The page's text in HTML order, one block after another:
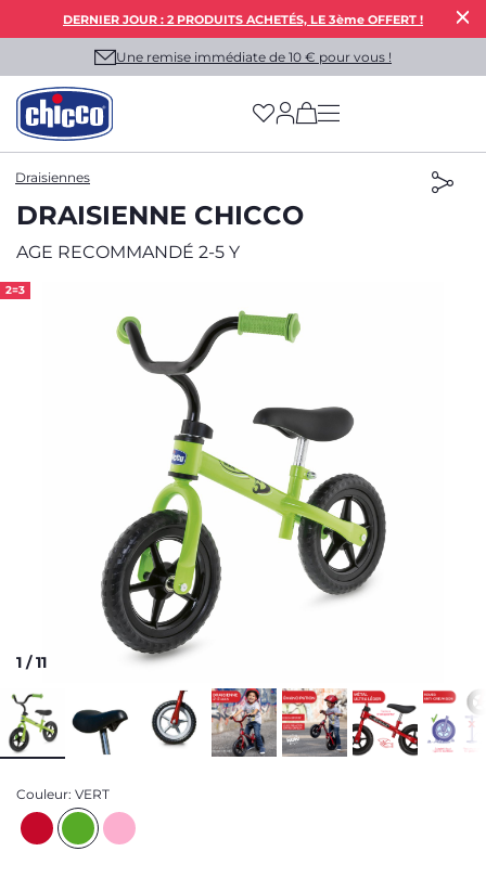
DERNIER JOUR : 2 PRODUITS ACHETÉS, LE 3ème OFFERT !
Une remise immédiate de 10 € pour vous !
(has more options
Draisiennes
DRAISIENNE CHICCO
AGE RECOMMANDÉ 2-5 Y
2=3
1 /11
Couleur: VERT